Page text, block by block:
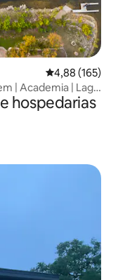
4,88 de uma
4,88 (165)
| Academia | Lago
hospedarias